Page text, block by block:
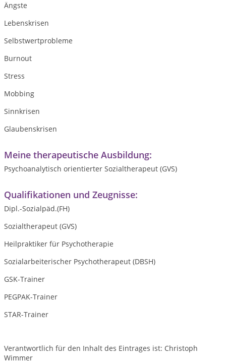
Ängste
Lebenskrisen
Selbstwertprobleme
Burnout
Stress
Mobbing
Sinnkrisen
Glaubenskrisen
Meine therapeutische Ausbildung:
Psychoanalytisch orientierter Sozialtherapeut (GVS)
Qualifikationen und Zeugnisse:
Dipl.-Sozialpäd.(FH)
Sozialtherapeut (GVS)
Heilpraktiker für Psychotherapie
Sozialarbeiterischer Psychotherapeut (DBSH)
GSK-Trainer
PEGPAK-Trainer
STAR-Trainer
Verantwortlich für den Inhalt des Eintrages ist: Christoph
Wimmer